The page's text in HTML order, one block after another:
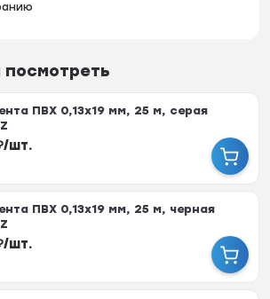
ПВХ 0,13х19 мм, 25 м, серая
/шт.
ПВХ 0,13х19 мм, 25 м, черная
/шт.